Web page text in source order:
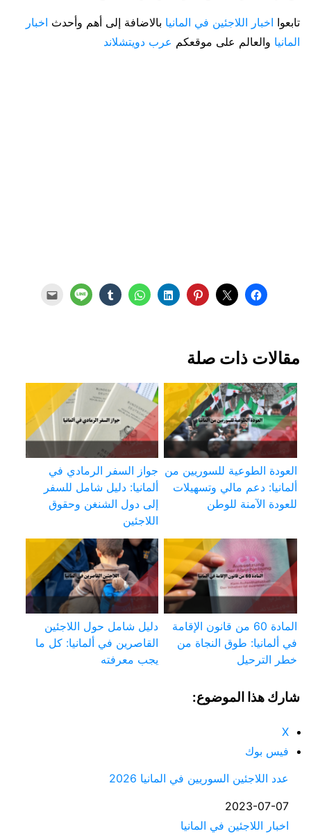
تابعوا اخبار اللاجئين في المانيا بالاضافة إلى أهم وأحدث اخبار
المانيا والعالم على موقعكم عرب دويتشلاند
مقالات ذات صلة
العودة الطوعية للسوريين من
ألمانيا: دعم مالي وتسهيلات
للعودة الآمنة للوطن
جواز السفر الرمادي في
ألمانيا: دليل شامل للسفر
إلى دول الشنغن وحقوق
اللاجئين
المادة 60 من قانون الإقامة
في ألمانيا: طوق النجاة من
خطر الترحيل
دليل شامل حول اللاجئين
القاصرين في ألمانيا: كل ما
يجب معرفته
شارك هذا الموضوع:
X
فيس بوك
عدد اللاجئين السوريين في المانيا 2026
التاريخ
2023-07-07
في ما يتعلق بما يأتي
اخبار اللاجئين في المانيا